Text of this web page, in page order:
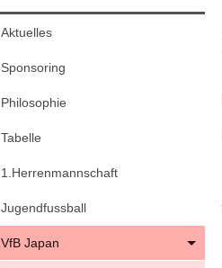
Aktuelles
Sponsoring
Philosophie
Tabelle
1.Herrenmannschaft
Jugendfussball
VfB Japan